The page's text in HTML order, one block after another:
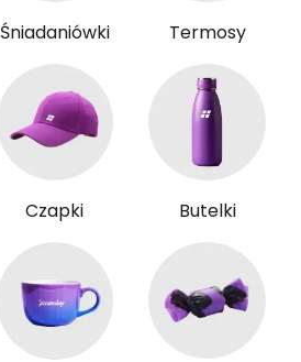
Śniadaniówki Termosy
Czapki Butelki